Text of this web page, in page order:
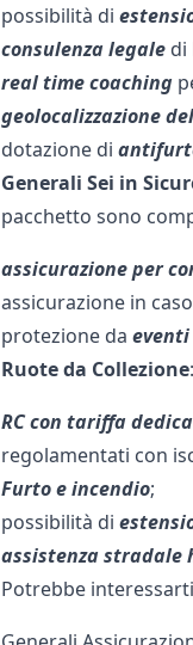
possibilità di
consulenza legaledi
real time coaching
geolocalizzazione
dotazione di
Generali Sei in
pacchetto sono
assicurazione per
assicurazione in
protezione da
Ruote da Collezione
RC con tariffa
regolamentati con
Furto e incendio;
possibilità di
assistenza stradale
Potrebbe